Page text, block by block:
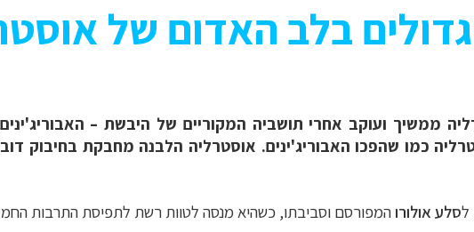
בלב האדום של
ממשיך ועוקב אחרי תושביה המקוריים של היבשת –
כמו שהפכו האבוריג'ינים. אוסטרליה הלבנה מחבקת בחיבוק
לסלע אולורוהמפורסם וסביבתו, כשהיא מנסה לטוות רשת לתפיסת התרבות